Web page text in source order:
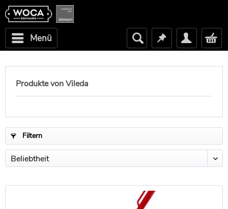
Menü
Produkte von Vileda
Filtern